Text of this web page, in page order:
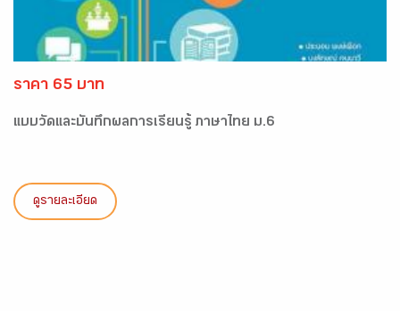
ราคา 65 บาท
แบบวัดและบันทึกผลการเรียนรู้ ภาษาไทย ม.6
ดูรายละเอียด